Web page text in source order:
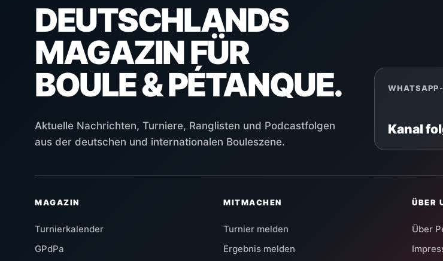
DEUTSCHLANDS
MAGAZIN FÜR
BOULE & PÉTANQUE.
Aktuelle Nachrichten, Turniere, Ranglisten und Podcastfolgen
aus der deutschen und internationalen Bouleszene.
Kanal
MAGAZIN
Turnierkalender
GPdPa
MITMACHEN
Turnier melden
Ergebnis melden
ÜBER
Über